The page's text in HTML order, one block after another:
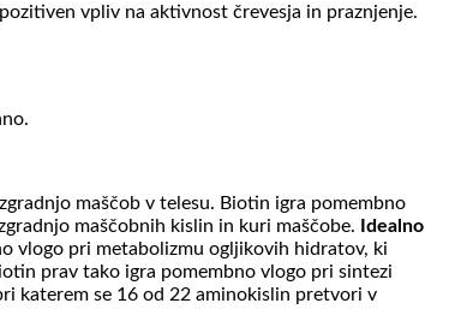
vpliv na aktivnost črevesja in praznjenje.
maščob v telesu. Biotin igra pomembno
maščobnih kislin in kuri maščobe.
Idealno
vlogo pri metabolizmu ogljikovih hidratov, ki
prav tako igra pomembno vlogo pri sintezi
katerem se 16 od 22 aminokislin pretvori v